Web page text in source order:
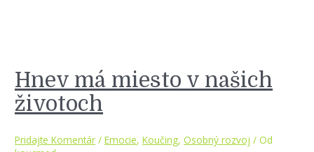
Hnev má miesto v našich
životoch
Pridajte Komentár /Emocie,Koučing,Osobný rozvoj / Od